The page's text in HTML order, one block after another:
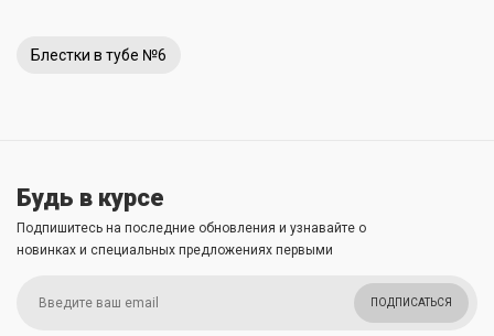
Блестки в тубе №6
Будь в курсе
Подпишитесь на последние обновления и узнавайте о
новинках и специальных предложениях первыми
ПОДПИСАТЬСЯ